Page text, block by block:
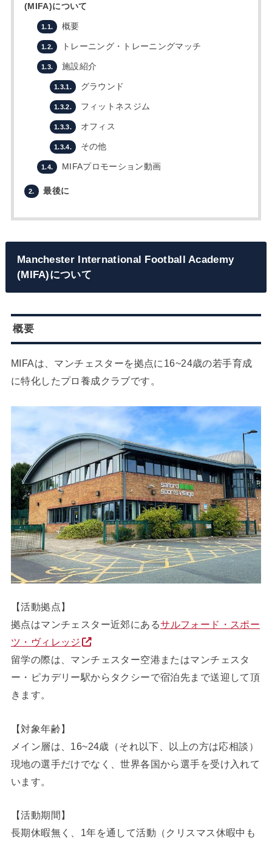
(MIFA)について
1.1. 概要
1.2. トレーニング・トレーニングマッチ
1.3. 施設紹介
1.3.1. グラウンド
1.3.2. フィットネスジム
1.3.3. オフィス
1.3.4. その他
1.4. MIFAプロモーション動画
2. 最後に
Manchester International Football Academy
(MIFA)について
概要
MIFAは、マンチェスターを拠点に16~24歳の若手育成
に特化したプロ養成クラブです。
【活動拠点】
拠点はマンチェスター近郊にあるサルフォード・スポー
ツ・ヴィレッジ
留学の際は、マンチェスター空港またはマンチェスタ
ー・ピカデリー駅からタクシーで宿泊先まで送迎して頂
きます。
【対象年齢】
メイン層は、16~24歳（それ以下、以上の方は応相談）
現地の選手だけでなく、世界各国から選手を受け入れて
います。
【活動期間】
長期休暇無く、1年を通して活動（クリスマス休暇中も